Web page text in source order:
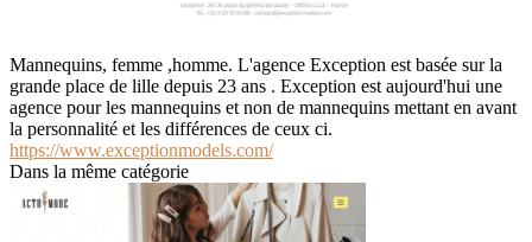
Mannequins, femme ,homme. L'agence Exception est basée sur la
grande place de lille depuis 23 ans . Exception est aujourd'hui une
agence pour les mannequins et non de mannequins mettant en avant
la personnalité et les différences de ceux ci.
https://www.exceptionmodels.com/
Dans la même catégorie